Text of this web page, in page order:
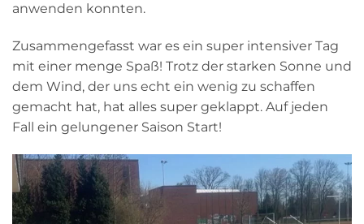
anwenden konnten.
Zusammengefasst war es ein super intensiver Tag
mit einer menge Spaß! Trotz der starken Sonne und
dem Wind, der uns echt ein wenig zu schaffen
gemacht hat, hat alles super geklappt. Auf jeden
Fall ein gelungener Saison Start!